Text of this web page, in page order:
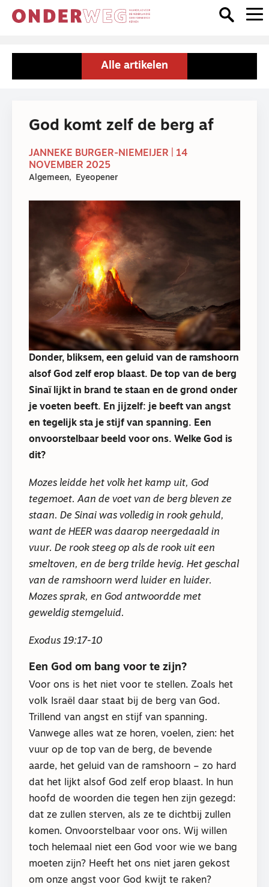
Alle artikelen
God komt zelf de berg af
JANNEKE BURGER-NIEMEIJER | 14
NOVEMBER 2025
Algemeen Eyeopener
Donder, bliksem, een geluid van de ramshoorn
alsof God zelf erop blaast. De top van de berg
Sinaï lijkt in brand te staan en de grond onder
je voeten beeft. En jijzelf: je beeft van angst
en tegelijk sta je stijf van spanning. Een
onvoorstelbaar beeld voor ons. Welke God is
dit?
Mozes leidde het volk het kamp uit, God
tegemoet. Aan de voet van de berg bleven ze
staan. De Sinai was volledig in rook gehuld,
want de HEER was daarop neergedaald in
vuur. De rook steeg op als de rook uit een
smeltoven, en de berg trilde hevig. Het geschal
van de ramshoorn werd luider en luider.
Mozes sprak, en God antwoordde met
geweldig stemgeluid.
Exodus 19:17-10
Een God om bang voor te zijn?
Voor ons is het niet voor te stellen. Zoals het
volk Israël daar staat bij de berg van God.
Trillend van angst en stijf van spanning.
Vanwege alles wat ze horen, voelen, zien: het
vuur op de top van de berg, de bevende
aarde, het geluid van de ramshoorn – zo hard
dat het lijkt alsof God zelf erop blaast. In hun
hoofd de woorden die tegen hen zijn gezegd:
dat ze zullen sterven, als ze te dichtbij zullen
komen. Onvoorstelbaar voor ons. Wij willen
toch helemaal niet een God voor wie we bang
moeten zijn? Heeft het ons niet jaren gekost
om onze angst voor God kwijt te raken?